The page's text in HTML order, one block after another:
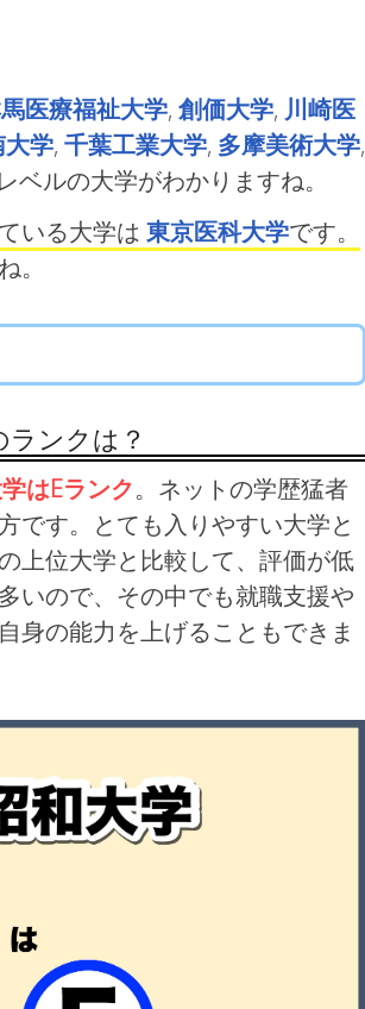
医療福祉大学, 創価大学, 川崎医
学, 千葉工業大学, 多摩美術大学,
ベルの大学がわかりますね。
いる大学は 東京医科大学です。
。
ンクは？
はEランク。ネットの学歴猛者
です。とても入りやすい大学と
上位大学と比較して、評価が低
いので、その中でも就職支援や
身の能力を上げることもできま